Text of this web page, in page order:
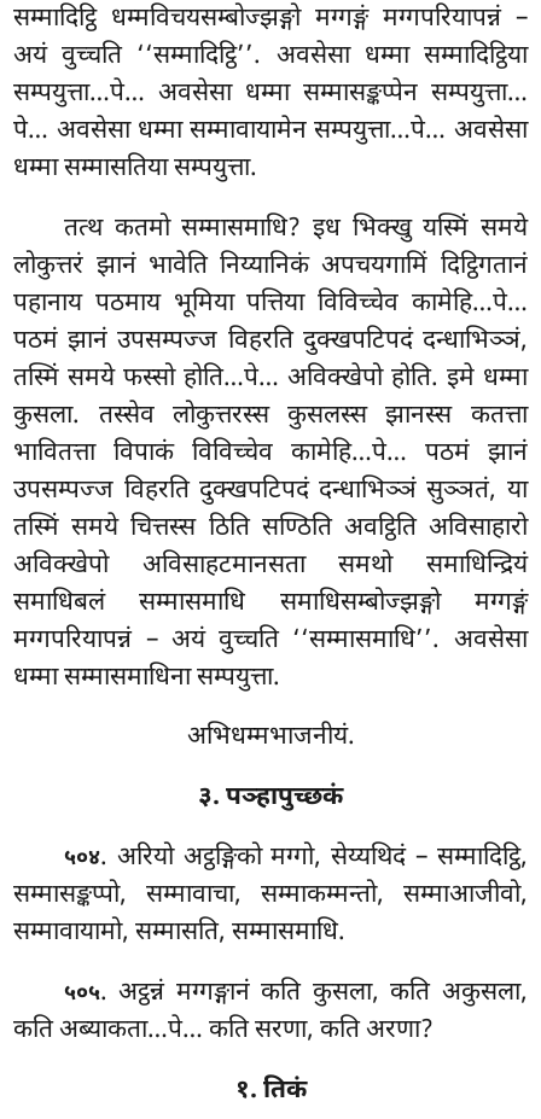
सम्मादिट्ठि धम्मविचयसम्बोज्झङ्गो मग्गङ्गं मग्गपरियापन्नं –
अयं वुच्चति ‘‘सम्मादिट्ठि’’. अवसेसा धम्मा सम्मादिट्ठिया
सम्पयुत्ता…पे… अवसेसा धम्मा सम्मासङ्कप्पेन सम्पयुत्ता…
पे… अवसेसा धम्मा सम्मावायामेन सम्पयुत्ता…पे… अवसेसा
धम्मा सम्मासतिया सम्पयुत्ता.
तत्थ कतमो सम्मासमाधि? इध भिक्खु यस्मिं समये
लोकुत्तरं झानं भावेति निय्यानिकं अपचयगामिं दिट्ठिगतानं
पहानाय पठमाय भूमिया पत्तिया विविच्चेव कामेहि…पे…
पठमं झानं उपसम्पज्ज विहरति दुक्खपटिपदं दन्धाभिञ्ञं,
तस्मिं समये फस्सो होति…पे… अविक्खेपो होति. इमे धम्मा
कुसला. तस्सेव लोकुत्तरस्स कुसलस्स झानस्स कतत्ता
भावितत्ता विपाकं विविच्चेव कामेहि…पे… पठमं झानं
उपसम्पज्ज विहरति दुक्खपटिपदं दन्धाभिञ्ञं सुञ्ञतं, या
तस्मिं समये चित्तस्स ठिति सण्ठिति अवट्ठिति अविसाहारो
अविक्खेपो अविसाहटमानसतासमथो समाधिन्द्रियं
समाधिबलं सम्मासमाधि समाधिसम्बोज्झङ्गो मग्गङ्गं
मग्गपरियापन्नं – अयं वुच्चति ‘‘सम्मासमाधि’’. अवसेसा
धम्मा सम्मासमाधिना सम्पयुत्ता.
अभिधम्मभाजनीयं.
३. पञ्हापुच्छकं
५०४. अरियो अट्ठङ्गिको मग्गो, सेय्यथिदं – सम्मादिट्ठि,
सम्मासङ्कप्पो, सम्मावाचा, सम्माकम्मन्तो, सम्माआजीवो,
सम्मावायामो, सम्मासति, सम्मासमाधि.
५०५. अट्ठन्नं मग्गङ्गानं कति कुसला, कति अकुसला,
कति अब्याकता…पे… कति सरणा, कति अरणा?
१. तिकं